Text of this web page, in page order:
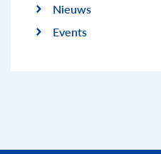
Nieuws
Events